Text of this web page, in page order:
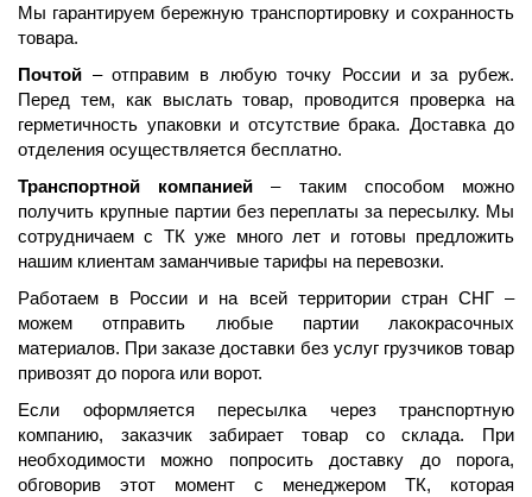
Мы гарантируем бережную транспортировку и сохранность
товара.
Почтой – отправим в любую точку России и за рубеж.
Перед тем, как выслать товар, проводится проверка на
герметичность упаковки и отсутствие брака. Доставка до
отделения осуществляется бесплатно.
Транспортной компанией – таким способом можно
получить крупные партии без переплаты за пересылку. Мы
сотрудничаем с ТК уже много лет и готовы предложить
нашим клиентам заманчивые тарифы на перевозки.
Работаем в России и на всей территории стран СНГ –
можем отправить любые партии лакокрасочных
материалов. При заказе доставки без услуг грузчиков товар
привозят до порога или ворот.
Если оформляется пересылка через транспортную
компанию, заказчик забирает товар со склада. При
необходимости можно попросить доставку до порога,
обговорив этот момент с менеджером ТК, которая